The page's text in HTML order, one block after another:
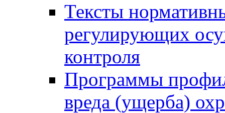
Тексты
регулирующих
контроля
Программы
вреда (ущерба)